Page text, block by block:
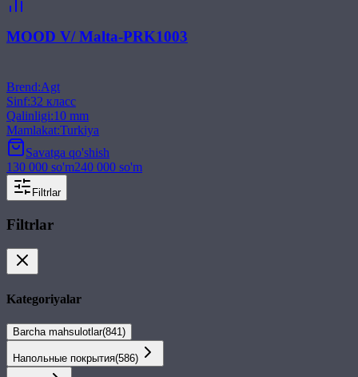
MOOD V/ Malta-PRK1003
Brend:Agt
Sinf:32 класс
Qalinligi:10 mm
Mamlakat:Turkiya
Savatga qo'shish
130 000 so'm240 000 so'm
Filtrlar
Filtrlar
Kategoriyalar
Barcha mahsulotlar(841 )
Напольные покрытия(586)